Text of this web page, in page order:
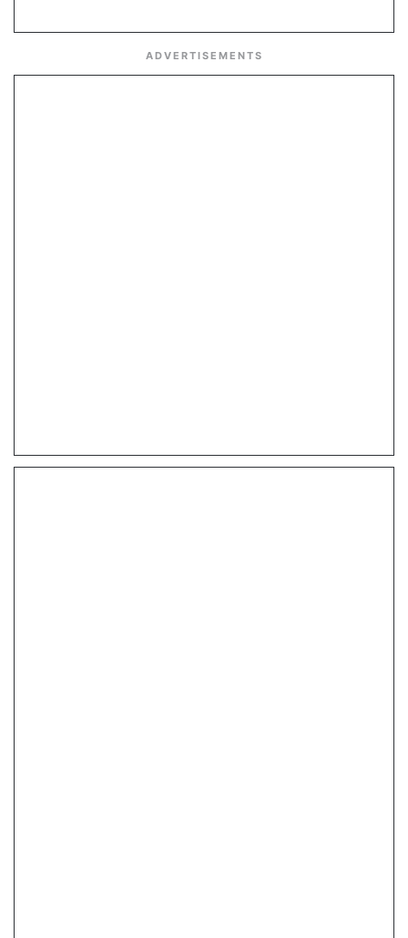
ADVERTISEMENTS